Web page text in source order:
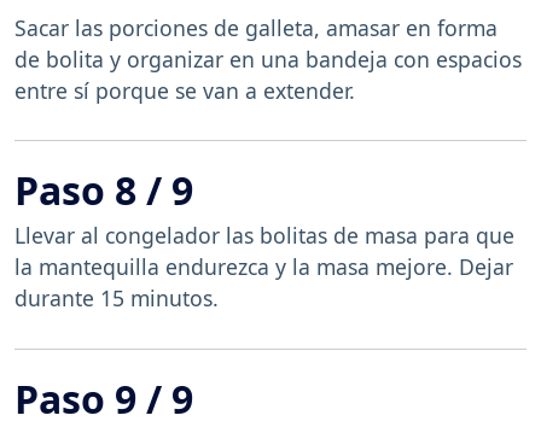
Sacar las porciones de galleta, amasar en forma
de bolita y organizar en una bandeja con espacios
entre sí porque se van a extender.
Paso 8 / 9
Llevar al congelador las bolitas de masa para que
la mantequilla endurezca y la masa mejore. Dejar
durante 15 minutos.
Paso 9 / 9